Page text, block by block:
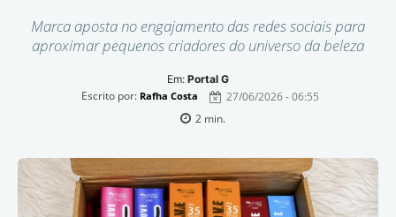
Marca aposta no engajamento das redes sociais para
aproximar pequenos criadores do universo da beleza
Em: Portal G
Escrito por: Rafha Costa
27/06/2026 - 06:55
2min.